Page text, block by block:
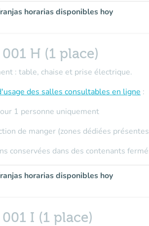
horarias disponibles hoy
001 H (1 place)
: table, chaise et prise électrique.
des salles consultables en ligne :
1 personne uniquement
de manger (zones dédiées
conservées dans des contenants
horarias disponibles hoy
001 I (1 place)